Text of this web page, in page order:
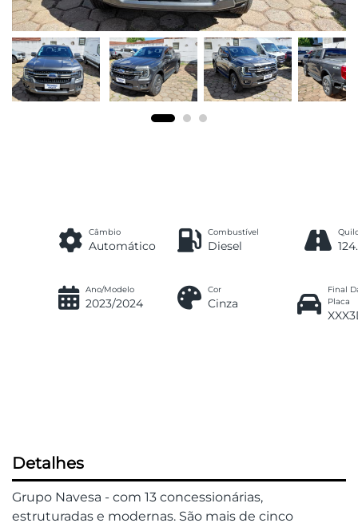
Câmbio
Automático
Combustível
Diesel
Ano/Modelo
2023/2024
Cor
Cinza
Final
Placa
Detalhes
Grupo Navesa - com 13 concessionárias,
estruturadas e modernas. São mais de cinco